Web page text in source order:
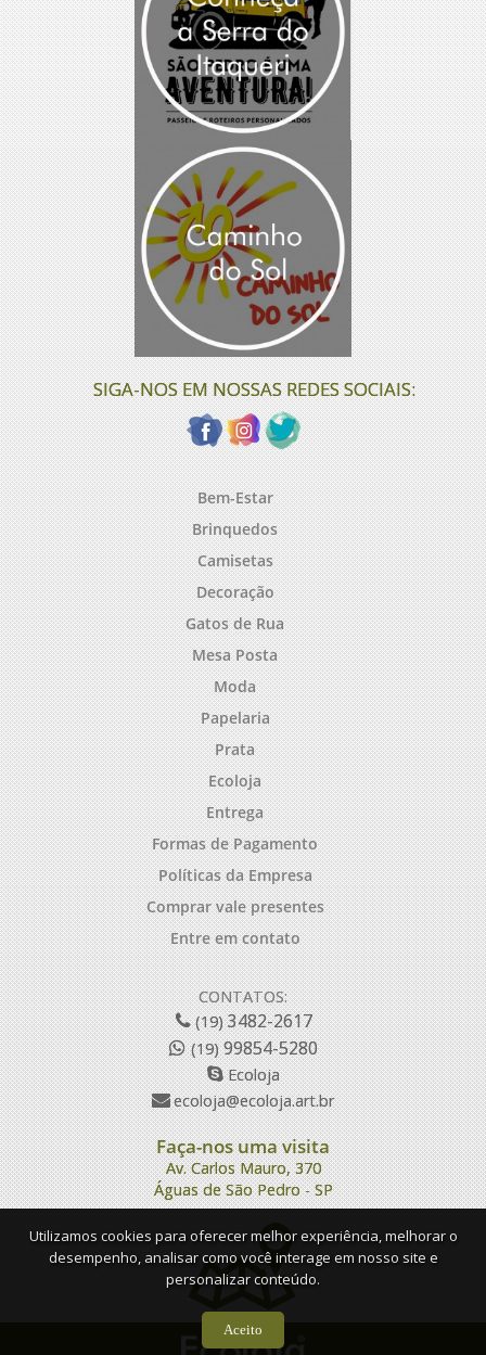
SIGA-NOS EM NOSSAS REDES SOCIAIS:
Bem-Estar
Brinquedos
Camisetas
Decoração
Gatos de Rua
Mesa Posta
Moda
Papelaria
Prata
Ecoloja
Entrega
Formas de Pagamento
Políticas da Empresa
Comprar vale presentes
Entre em contato
CONTATOS:
(19)3482-2617
(19)99854-5280
Ecoloja
ecoloja@ecoloja.art.br
Faça-nos uma visita
Av. Carlos Mauro, 370
Águas de São Pedro - SP
Utilizamos cookies para oferecer melhor experiência, melhorar o
desempenho, analisar como você interage em nosso site e
personalizar conteúdo.
Aceito